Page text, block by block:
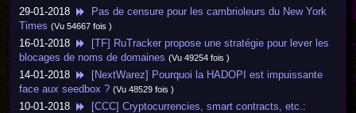
29-01-2018
Pas de censure pour les cambrioleurs du New York
Times (Vu 54667 fois )
16-01-2018
[TF] RuTracker propose une stratégie pour lever les
blocages de noms de domaines (Vu 49254 fois )
14-01-2018
[NextWarez] Pourquoi la HADOPI est impuissante
face aux seedbox ? (Vu 48529 fois )
10-01-2018
[CCC] Cryptocurrencies, smart contracts, etc.: